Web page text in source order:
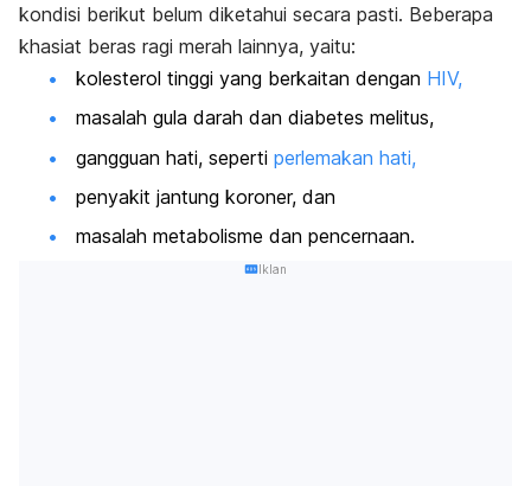
kondisi berikut belum diketahui secara pasti. Beberapa
khasiat beras ragi merah lainnya, yaitu:
kolesterol tinggi yang berkaitan dengan HIV,
masalah gula darah dan diabetes melitus,
gangguan hati, seperti perlemakan hati,
penyakit jantung koroner, dan
masalah metabolisme dan pencernaan.
Iklan